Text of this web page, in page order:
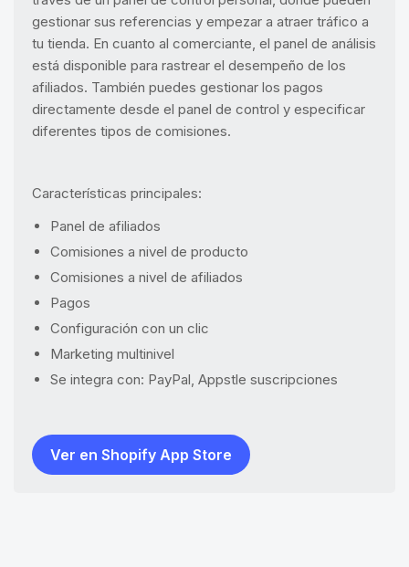
gestionar sus referencias y empezar a atraer tráfico a
tu tienda. En cuanto al comerciante, el panel de análisis
está disponible para rastrear el desempeño de los
afiliados. También puedes gestionar los pagos
directamente desde el panel de control y especificar
diferentes tipos de comisiones.
Características principales:
Panel de afiliados
Comisiones a nivel de producto
Comisiones a nivel de afiliados
Pagos
Configuración con un clic
Marketing multinivel
Se integra con: PayPal, Appstle suscripciones
Ver en Shopify App Store